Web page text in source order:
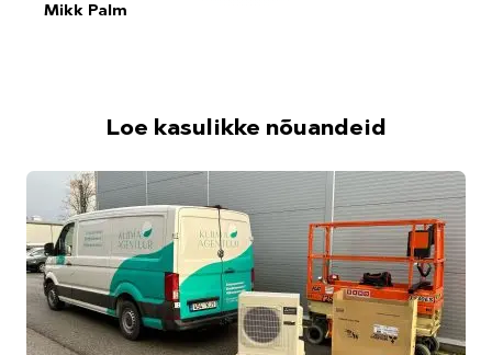
Mikk Palm
Loe kasulikke nõuandeid